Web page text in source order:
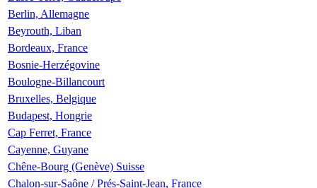
Berlin, Allemagne
Beyrouth, Liban
Bordeaux, France
Bosnie-Herzégovine
Boulogne-Billancourt
Bruxelles, Belgique
Budapest, Hongrie
Cap Ferret, France
Cayenne, Guyane
Chêne-Bourg (Genève) Suisse
Chalon-sur-Saône / Prés-Saint-Jean, France